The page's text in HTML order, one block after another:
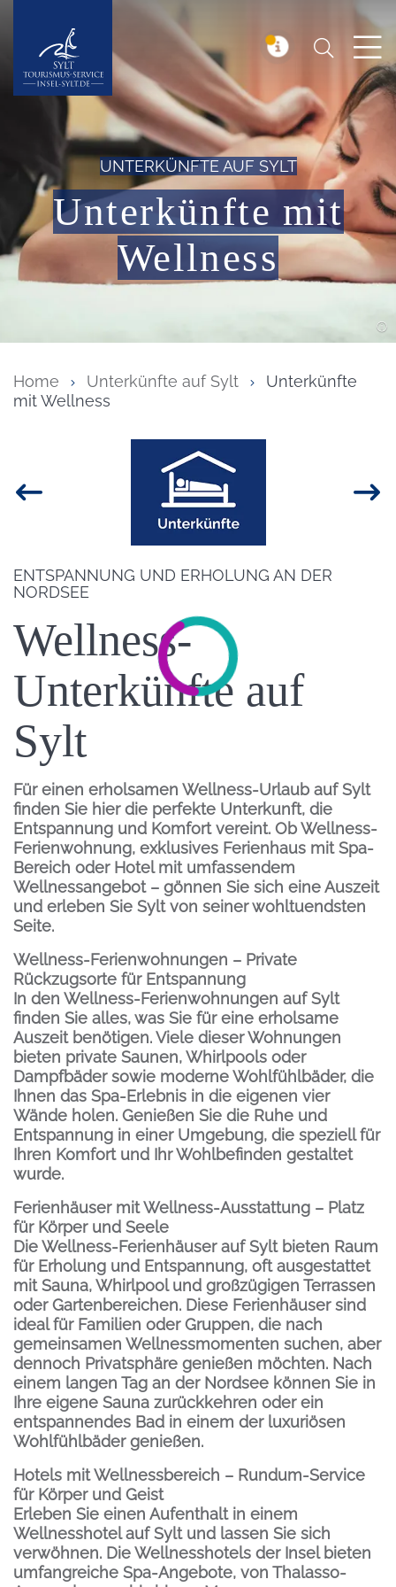
Insel Sylt Suchen
UNTERKÜNFTE AUF SYLT
Unterkünfte mit
Wellness
Home Unterkünfte auf Sylt
Unterkünfte
mit Wellness
Bild
Einleitung
ENTSPANNUNG UND ERHOLUNG AN DER
NORDSEE
Wellness-
Unterkünfte auf
Sylt
Für einen erholsamen Wellness-Urlaub auf Sylt
finden Sie hier die perfekte Unterkunft, die
Entspannung und Komfort vereint. Ob Wellness-
Ferienwohnung, exklusives Ferienhaus mit Spa-
Bereich oder Hotel mit umfassendem
Wellnessangebot – gönnen Sie sich eine Auszeit
und erleben Sie Sylt von seiner wohltuendsten
Seite.
Wellness-Ferienwohnungen – Private
Rückzugsorte für Entspannung
In den Wellness-Ferienwohnungen auf Sylt
finden Sie alles, was Sie für eine erholsame
Auszeit benötigen. Viele dieser Wohnungen
bieten private Saunen, Whirlpools oder
Dampfbäder sowie moderne Wohlfühlbäder, die
Ihnen das Spa-Erlebnis in die eigenen vier
Wände holen. Genießen Sie die Ruhe und
Entspannung in einer Umgebung, die speziell für
Ihren Komfort und Ihr Wohlbefinden gestaltet
wurde.
Ferienhäuser mit Wellness-Ausstattung – Platz
für Körper und Seele
Die Wellness-Ferienhäuser auf Sylt bieten Raum
für Erholung und Entspannung, oft ausgestattet
mit Sauna, Whirlpool und großzügigen Terrassen
oder Gartenbereichen. Diese Ferienhäuser sind
ideal für Familien oder Gruppen, die nach
gemeinsamen Wellnessmomenten suchen, aber
dennoch Privatsphäre genießen möchten. Nach
einem langen Tag an der Nordsee können Sie in
Ihre eigene Sauna zurückkehren oder ein
entspannendes Bad in einem der luxuriösen
Wohlfühlbäder genießen.
Hotels mit Wellnessbereich – Rundum-Service
für Körper und Geist
Erleben Sie einen Aufenthalt in einem
Wellnesshotel auf Sylt und lassen Sie sich
verwöhnen. Die Wellnesshotels der Insel bieten
umfangreiche Spa-Angebote, von Thalasso-